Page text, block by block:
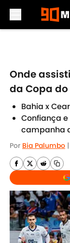
Onde
da Copa
Bahia x
Confiança
campanha
Por Bia Palumbo |